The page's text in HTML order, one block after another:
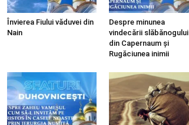
Învierea Fiului văduvei din
Nain
Despre minunea
vindecării slăbănogului
din Capernaum și
Rugăciunea inimii